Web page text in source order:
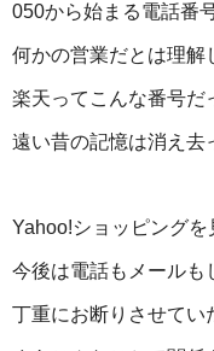
050から始まる電話番
何かの営業だとは理解
楽天ってこんな番号だ
遠い昔の記憶は消え去
Yahoo!ショッピングを
今後は電話もメールも
丁重にお断りさせてい